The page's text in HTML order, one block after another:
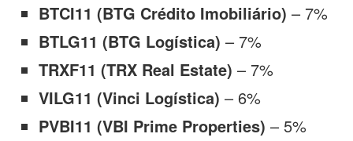
BTCI11 (BTG Crédito Imobiliário) – 7%
BTLG11 (BTG Logística) – 7%
TRXF11 (TRX Real Estate) – 7%
VILG11 (Vinci Logística) – 6%
PVBI11 (VBI Prime Properties) – 5%